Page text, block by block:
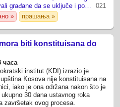
021
» прашања »
biti konstituisana do
часа
institut (KDI) izrazio je
Kosova nije konstituisana na
iako je ona održana nakon što je
30 dana ustavnog roka
završetak ovog procesa.